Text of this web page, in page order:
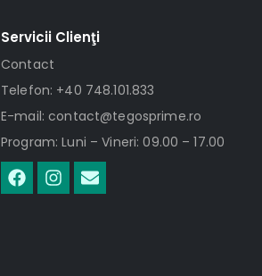
Servicii Clienţi
Contact
Telefon: +40 748.101.833
E-mail: contact@tegosprime.ro
Program: Luni – Vineri: 09.00 – 17.00